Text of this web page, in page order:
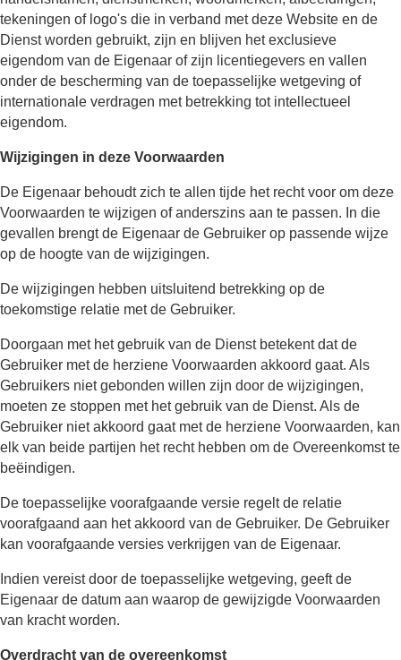
tekeningen of logo's die in verband met deze Website en de
Dienst worden gebruikt, zijn en blijven het exclusieve
eigendom van de Eigenaar of zijn licentiegevers en vallen
onder de bescherming van de toepasselijke wetgeving of
internationale verdragen met betrekking tot intellectueel
eigendom.
Wijzigingen in deze Voorwaarden
De Eigenaar behoudt zich te allen tijde het recht voor om deze
Voorwaarden te wijzigen of anderszins aan te passen. In die
gevallen brengt de Eigenaar de Gebruiker op passende wijze
op de hoogte van de wijzigingen.
De wijzigingen hebben uitsluitend betrekking op de
toekomstige relatie met de Gebruiker.
Doorgaan met het gebruik van de Dienst betekent dat de
Gebruiker met de herziene Voorwaarden akkoord gaat. Als
Gebruikers niet gebonden willen zijn door de wijzigingen,
moeten ze stoppen met het gebruik van de Dienst. Als de
Gebruiker niet akkoord gaat met de herziene Voorwaarden, kan
elk van beide partijen het recht hebben om de Overeenkomst te
beëindigen.
De toepasselijke voorafgaande versie regelt de relatie
voorafgaand aan het akkoord van de Gebruiker. De Gebruiker
kan voorafgaande versies verkrijgen van de Eigenaar.
Indien vereist door de toepasselijke wetgeving, geeft de
Eigenaar de datum aan waarop de gewijzigde Voorwaarden
van kracht worden.
Overdracht van de overeenkomst